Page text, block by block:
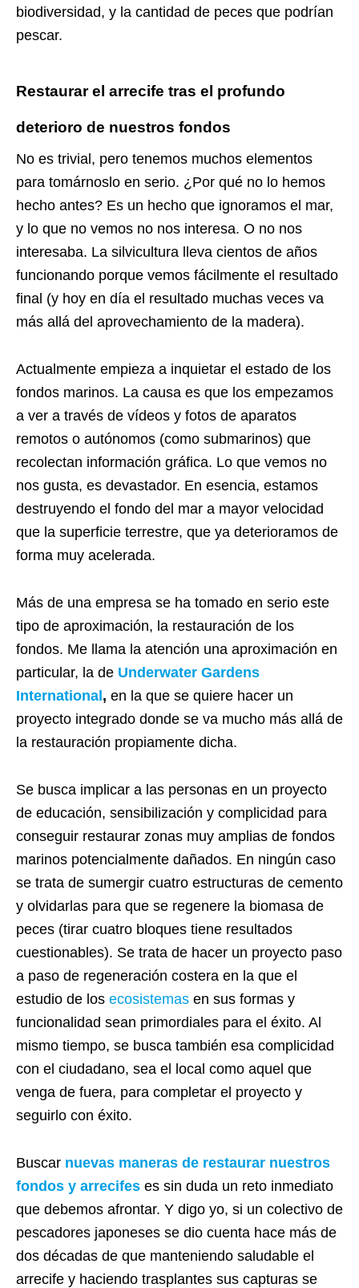
biodiversidad, y la cantidad de peces que podrían
pescar.
Restaurar el arrecife tras el profundo
deterioro de nuestros fondos
No es trivial, pero tenemos muchos elementos
para tomárnoslo en serio. ¿Por qué no lo hemos
hecho antes? Es un hecho que ignoramos el mar,
y lo que no vemos no nos interesa. O no nos
interesaba. La silvicultura lleva cientos de años
funcionando porque vemos fácilmente el resultado
final (y hoy en día el resultado muchas veces va
más allá del aprovechamiento de la madera).
Actualmente empieza a inquietar el estado de los
fondos marinos. La causa es que los empezamos
a ver a través de vídeos y fotos de aparatos
remotos o autónomos (como submarinos) que
recolectan información gráfica. Lo que vemos no
nos gusta, es devastador. En esencia, estamos
destruyendo el fondo del mar a mayor velocidad
que la superficie terrestre, que ya deterioramos de
forma muy acelerada.
Más de una empresa se ha tomado en serio este
tipo de aproximación, la restauración de los
fondos. Me llama la atención una aproximación en
particular, la de Underwater Gardens
International , en la que se quiere hacer un
proyecto integrado donde se va mucho más allá de
la restauración propiamente dicha.
Se busca implicar a las personas en un proyecto
de educación, sensibilización y complicidad para
conseguir restaurar zonas muy amplias de fondos
marinos potencialmente dañados. En ningún caso
se trata de sumergir cuatro estructuras de cemento
y olvidarlas para que se regenere la biomasa de
peces (tirar cuatro bloques tiene resultados
cuestionables). Se trata de hacer un proyecto paso
a paso de regeneración costera en la que el
estudio de los ecosistemas en sus formas y
funcionalidad sean primordiales para el éxito. Al
mismo tiempo, se busca también esa complicidad
con el ciudadano, sea el local como aquel que
venga de fuera, para completar el proyecto y
seguirlo con éxito.
Buscar nuevas maneras de restaurar nuestros
fondos y arrecifes es sin duda un reto inmediato
que debemos afrontar. Y digo yo, si un colectivo de
pescadores japoneses se dio cuenta hace más de
dos décadas de que manteniendo saludable el
arrecife y haciendo trasplantes sus capturas se